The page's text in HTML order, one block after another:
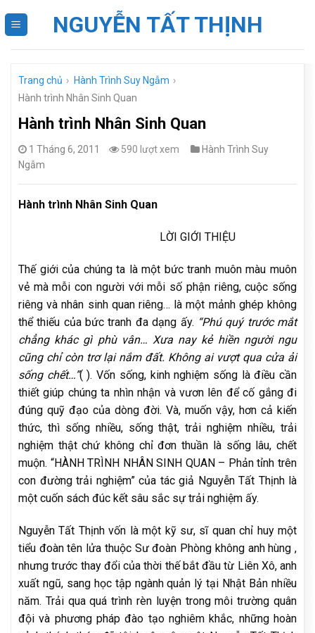
NGUYỄN TẤT THỊNH
Trang chủ › Hành Trình Suy Ngẫm ›
Hành trình Nhân Sinh Quan
Hành trình Nhân Sinh Quan
1 Tháng 6, 2011 590 lượt xem
Hành Trình Suy
Ngẫm
Hành trình Nhân Sinh Quan
LỜI GIỚI THIỆU
Thế giới của chúng ta là một bức tranh muôn màu muôn
vẻ mà mỗi con người với mỗi số phận riêng, cuộc sống
riêng và nhân sinh quan riêng… là một mảnh ghép không
thể thiếu của bức tranh đa dạng ấy. “Phú quý trước mắt
chẳng khác gì phù vân… Xưa nay kẻ hiền người ngu
cũng chỉ còn trơ lại nắm đất. Không ai vượt qua cửa ải
sống chết…”( ). Vốn sống, kinh nghiệm sống là điều cần
thiết giúp chúng ta nhìn nhận và vươn lên để cố gắng đi
đúng quỹ đạo của dòng đời. Và, muốn vậy, hơn cả kiến
thức, thì sống nhiều, sống thật, trải nghiệm nhiều, trải
nghiệm thật chứ không chỉ đơn thuần là sống lâu, chết
muộn. “HÀNH TRÌNH NHÂN SINH QUAN – Phản tỉnh trên
con đường trải nghiệm” của tác giả Nguyễn Tất Thịnh là
một cuốn sách đúc kết sâu sắc sự trải nghiệm ấy.
Nguyễn Tất Thịnh vốn là một kỹ sư, sĩ quan chỉ huy một
tiểu đoàn tên lửa thuộc Sư đoàn Phòng không anh hùng ,
nhưng trước thay đổi của thời thế bắt đầu từ Liên Xô, anh
xuất ngũ, sang học tập ngành quản lý tại Nhật Bản nhiều
năm. Trải qua quá trình rèn luyện trong môi trường quân
đội và phương pháp đào tạo nghiêm khắc, những hoàn